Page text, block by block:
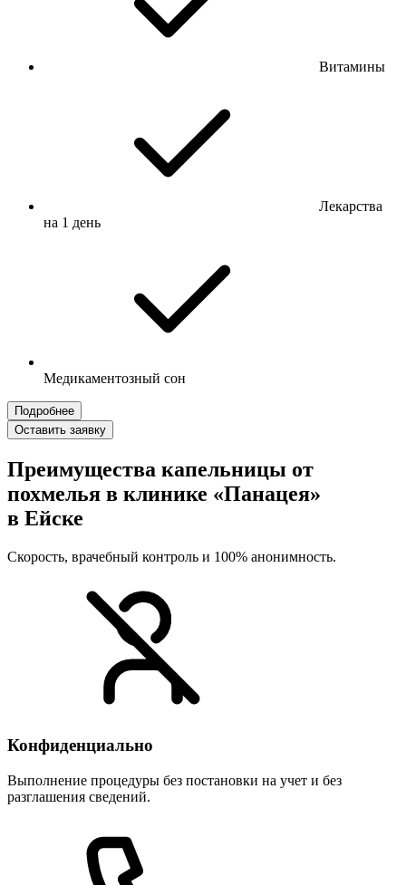
Витамины
Лекарства
на 1 день
Медикаментозный сон
Подробнее
Оставить заявку
Преимущества капельницы от
похмелья в клинике «Панацея»
в Ейске
Скорость, врачебный контроль и 100% анонимность.
Конфиденциально
Выполнение процедуры без постановки на учет и без
разглашения сведений.